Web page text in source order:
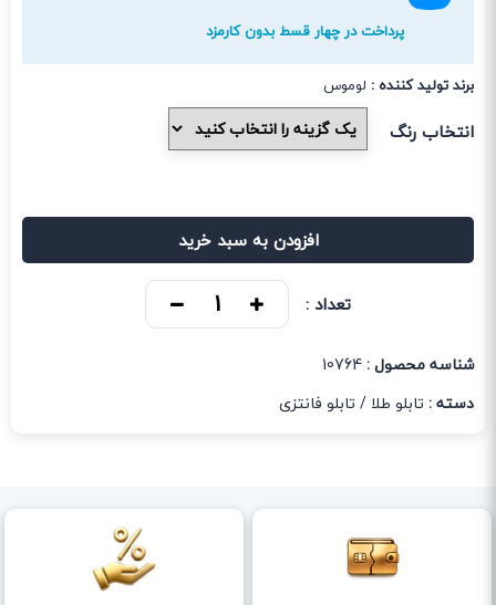
پرداخت در چهار قسط بدون کارمزد
برند تولید کننده : لوموس
انتخاب رنگ
افزودن به سبد خرید
تعداد :
شناسه محصول :10764
دسته : تابلو طلا / تابلو فانتزی